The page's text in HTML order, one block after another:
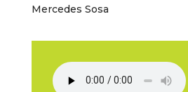
Mercedes Sosa